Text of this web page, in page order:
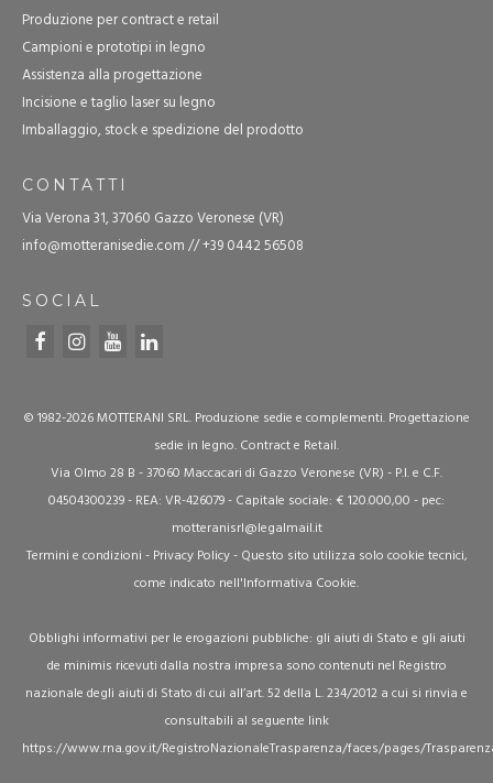
Produzione per contract e retail
Campioni e prototipi in legno
Assistenza alla progettazione
Incisione e taglio laser su legno
Imballaggio, stock e spedizione del prodotto
CONTATTI
Via Verona 31, 37060 Gazzo Veronese (VR)
info@motteranisedie.com//+39 0442 56508
SOCIAL
© 1982-2026 MOTTERANI SRL. Produzione sedie e complementi. Progettazione
sedie in legno. Contract e Retail.
Via Olmo 28 B - 37060 Maccacari di Gazzo Veronese (VR) - P.I. e C.F.
04504300239 - REA: VR-426079 - Capitale sociale: € 120.000,00 - pec:
motteranisrl@legalmail.it
Termini e condizioni - Privacy Policy- Questo sito utilizza solo cookie tecnici,
come indicato nell'Informativa Cookie.
Obblighi informativi per le erogazioni pubbliche: gli aiuti di Stato e gli aiuti
de minimis ricevuti dalla nostra impresa sono contenuti nel Registro
nazionale degli aiuti di Stato di cui all’art. 52 della L. 234/2012 a cui si rinvia e
consultabili al seguente link
https://www.rna.gov.it/RegistroNazionaleTrasparenza/faces/pages/